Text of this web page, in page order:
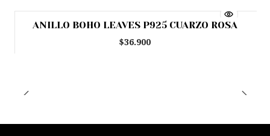
ANILLO BOHO LEAVES P925 CUARZO ROSA
$36.900